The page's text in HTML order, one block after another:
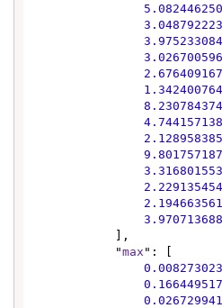
            "
max ": [